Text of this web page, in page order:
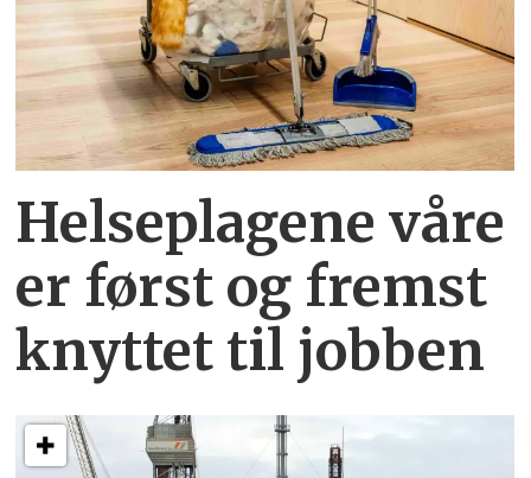
Helseplagene våre
er først og fremst
knyttet til jobben